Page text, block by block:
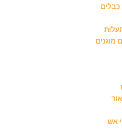
מוגנים
אש